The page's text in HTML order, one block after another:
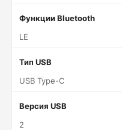
Функции Bluetooth
LE
Тип USB
USB Type-C
Версия USB
2